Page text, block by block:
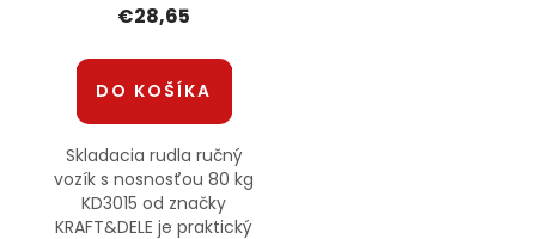
€28,65
DO KOŠÍKA
Skladacia rudla ručný
vozík s nosnosťou 80 kg
KD3015 od značky
KRAFT&DELE je praktický